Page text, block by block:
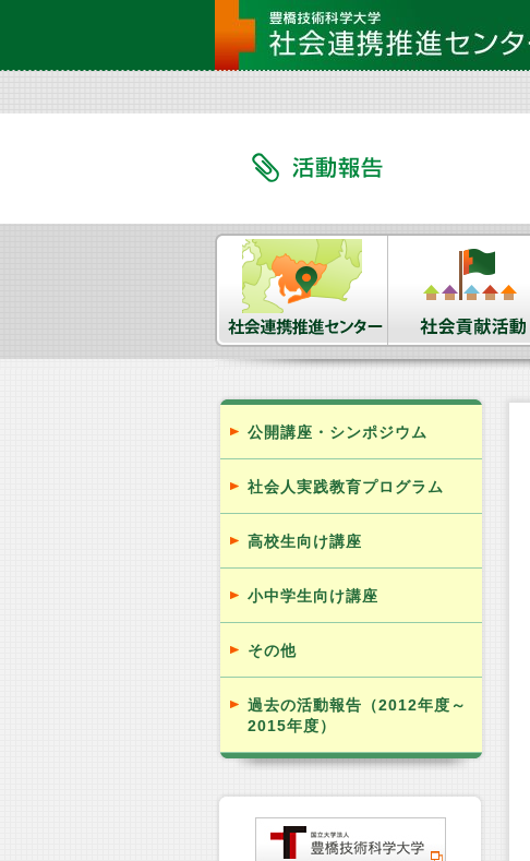
公開講座・シンポジウム
社会人実践教育プログラム
高校生向け講座
小中学生向け講座
その他
過去の活動報告（2012年度～
2015年度）